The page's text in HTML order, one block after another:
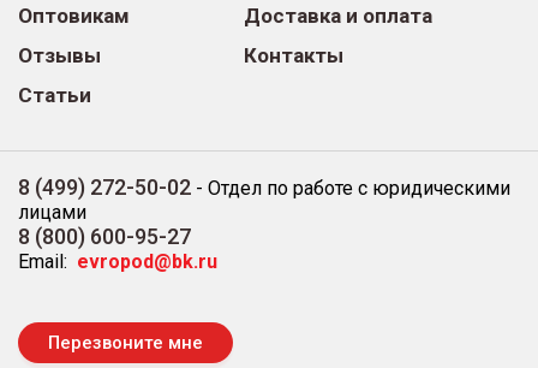
Оптовикам
Отзывы
Статьи
Доставка и оплата
Контакты
8 (499) 272-50-02 - Отдел по работе с юридическими
лицами
8 (800) 600-95-27
Email: evropod@bk.ru
Перезвоните мне